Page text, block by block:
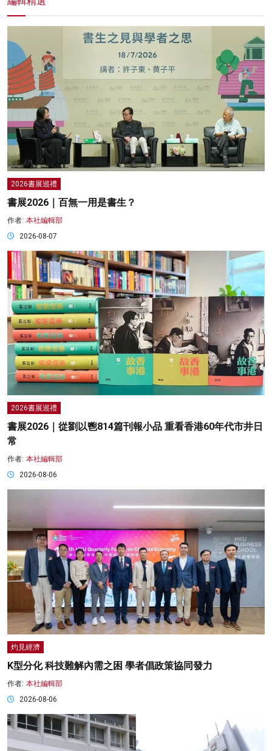
2026書展巡禮
書展2026｜百無一用是書生？
作者: 本社編輯部
2026-08-07
2026書展巡禮
書展2026｜從劉以鬯814篇刊報小品 重看香港60年代市井日
常
作者: 本社編輯部
2026-08-06
灼見經濟
K型分化 科技難解內需之困 學者倡政策協同發力
作者: 本社編輯部
2026-08-06